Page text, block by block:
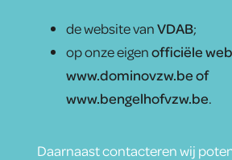
de website vanVDAB;
op onze eigenofficiële
www.dominovzw.be of
www.bengelhofvzw.be.
Daarnaast contacteren wij